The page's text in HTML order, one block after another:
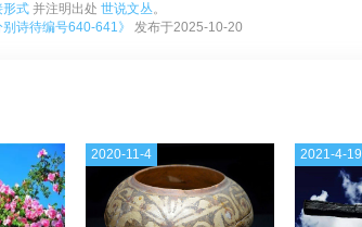
形式 并注明出处 世说文丛。
别诗待编号640-641》 发布于2025-10-20
2020-11-4 2021-4-19